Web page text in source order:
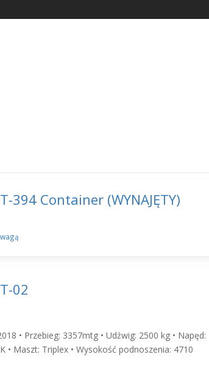
394 Container (WYNAJĘTY)
02
• Przebieg: 3357mtg • Udźwig: 2500 kg • Napęd:
• Maszt: Triplex • Wysokość podnoszenia: 4710